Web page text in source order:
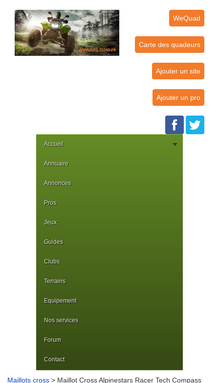
WeQuad
Carte des quadeurs
Ajouter un site
Ajouter un pro
Accueil
Annuaire
Annonces
Pros
Jeux
Guides
Clubs
Terrains
Equipement
Nos services
Forum
Contact
Maillots cross > Maillot Cross Alpinestars Racer Tech Compass